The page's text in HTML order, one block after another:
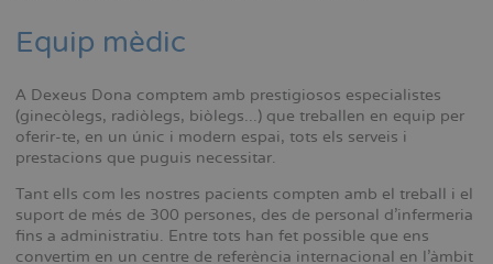
d'Ariadna
Equip mèdic
A Dexeus Dona comptem amb prestigiosos especialistes
(ginecòlegs, radiòlegs, biòlegs...) que treballen en equip per
oferir-te, en un únic i modern espai, tots els serveis i
prestacions que puguis necessitar.
Tant ells com les nostres pacients compten amb el treball i el
suport de més de 300 persones, des de personal d'infermeria
fins a administratiu. Entre tots han fet possible que ens
convertim en un centre de referència internacional en l'àmbit